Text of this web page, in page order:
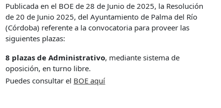
Publicada en el BOE de 28 de Junio de 2025, la Resolución
de 20 de Junio 2025, del Ayuntamiento de Palma del Río
(Córdoba) referente a la convocatoria para proveer las
siguientes plazas:
8 plazas de Administrativo, mediante sistema de
oposición, en turno libre.
Puedes consultar el BOE aquí